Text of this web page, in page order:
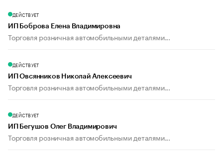
ДЕЙСТВУЕТ
ИП Боброва Елена Владимировна
Торговля розничная автомобильными деталями...
ДЕЙСТВУЕТ
ИП Овсянников Николай Алексеевич
Торговля розничная автомобильными деталями...
ДЕЙСТВУЕТ
ИП Бегушов Олег Владимирович
Торговля розничная автомобильными деталями...